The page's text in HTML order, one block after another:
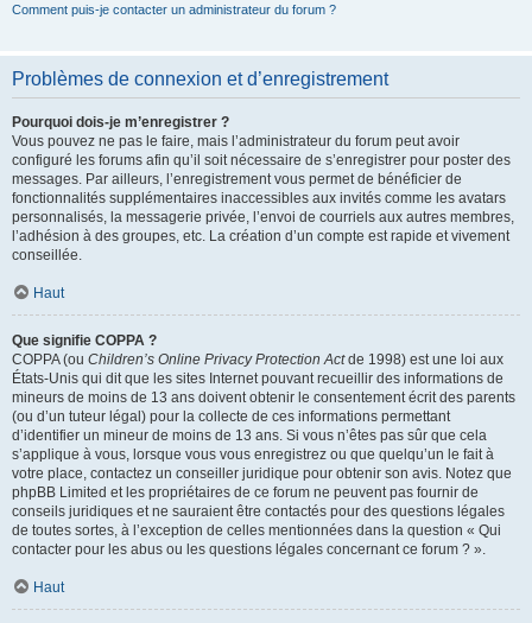
Comment puis-je contacter un administrateur du forum ?
Problèmes de connexion et d’enregistrement
Pourquoi dois-je m’enregistrer ?
Vous pouvez ne pas le faire, mais l’administrateur du forum peut avoir
configuré les forums afin qu’il soit nécessaire de s’enregistrer pour poster des
messages. Par ailleurs, l’enregistrement vous permet de bénéficier de
fonctionnalités supplémentaires inaccessibles aux invités comme les avatars
personnalisés, la messagerie privée, l’envoi de courriels aux autres membres,
l’adhésion à des groupes, etc. La création d’un compte est rapide et vivement
conseillée.
Haut
Que signifie COPPA ?
COPPA (ou Children’s Online Privacy Protection Actde 1998) est une loi aux
États-Unis qui dit que les sites Internet pouvant recueillir des informations de
mineurs de moins de 13 ans doivent obtenir le consentement écrit des parents
(ou d’un tuteur légal) pour la collecte de ces informations permettant
d’identifier un mineur de moins de 13 ans. Si vous n’êtes pas sûr que cela
s’applique à vous, lorsque vous vous enregistrez ou que quelqu’un le fait à
votre place, contactez un conseiller juridique pour obtenir son avis. Notez que
phpBB Limited et les propriétaires de ce forum ne peuvent pas fournir de
conseils juridiques et ne sauraient être contactés pour des questions légales
de toutes sortes, à l’exception de celles mentionnées dans la question « Qui
contacter pour les abus ou les questions légales concernant ce forum ? ».
Haut